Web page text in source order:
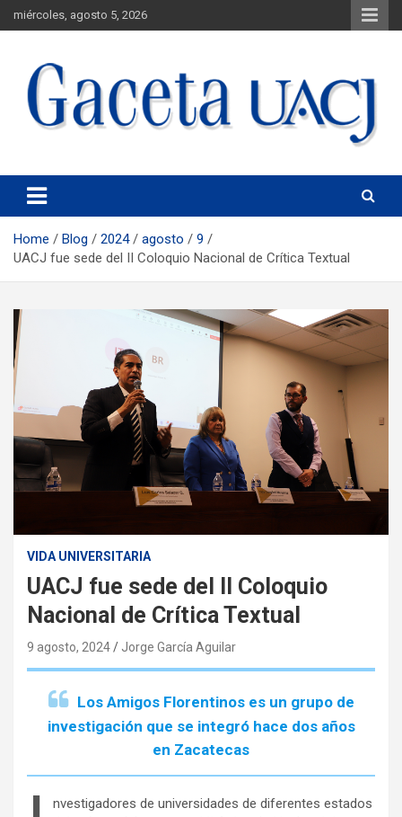
miércoles, agosto 5, 2026
Gaceta UACJ
Home Blog 2024 agosto
9
UACJ fue sede del II Coloquio Nacional de Crítica Textual
VIDA UNIVERSITARIA
UACJ fue sede del II Coloquio
Nacional de Crítica Textual
9 agosto, 2024 Jorge García Aguilar
Los Amigos Florentinos es un grupo de
investigación que se integró hace dos años
en Zacatecas
nvestigadores de universidades de diferentes estados